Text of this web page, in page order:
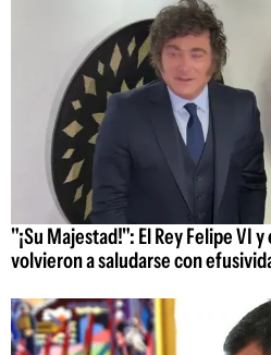
"¡Su Majestad!": El Rey Felipe VI
volvieron a saludarse con